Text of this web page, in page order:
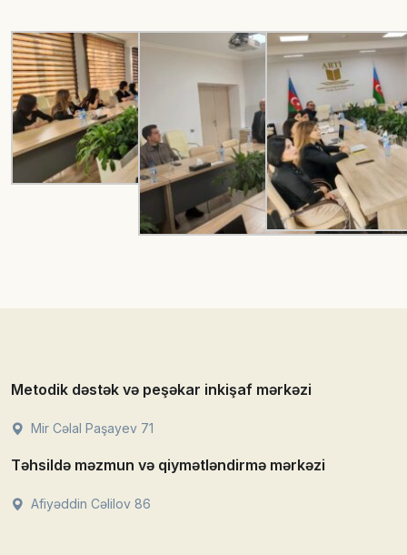
Metodik dəstək və peşəkar inkişaf mərkəzi
Mir Cəlal Paşayev 71
Təhsildə məzmun və qiymətləndirmə mərkəzi
Afiyəddin Cəlilov 86